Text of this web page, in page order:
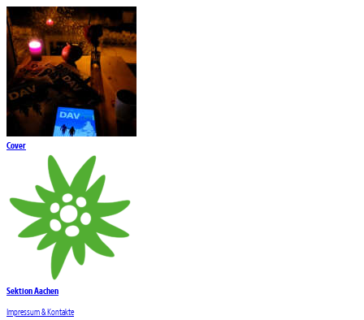
Cover
Sektion Aachen
Impressum & Kontakte